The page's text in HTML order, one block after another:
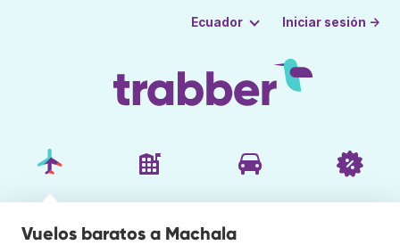
Ecuador Iniciar sesión →
Vuelos baratos a Machala